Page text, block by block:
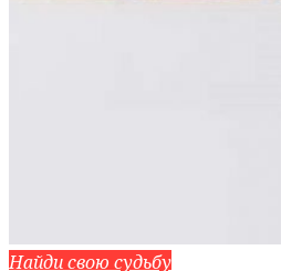
Найди свою судьбу